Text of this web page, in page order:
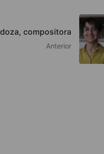
compositora
Anterior